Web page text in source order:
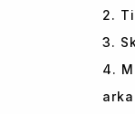
2.
3.
4.